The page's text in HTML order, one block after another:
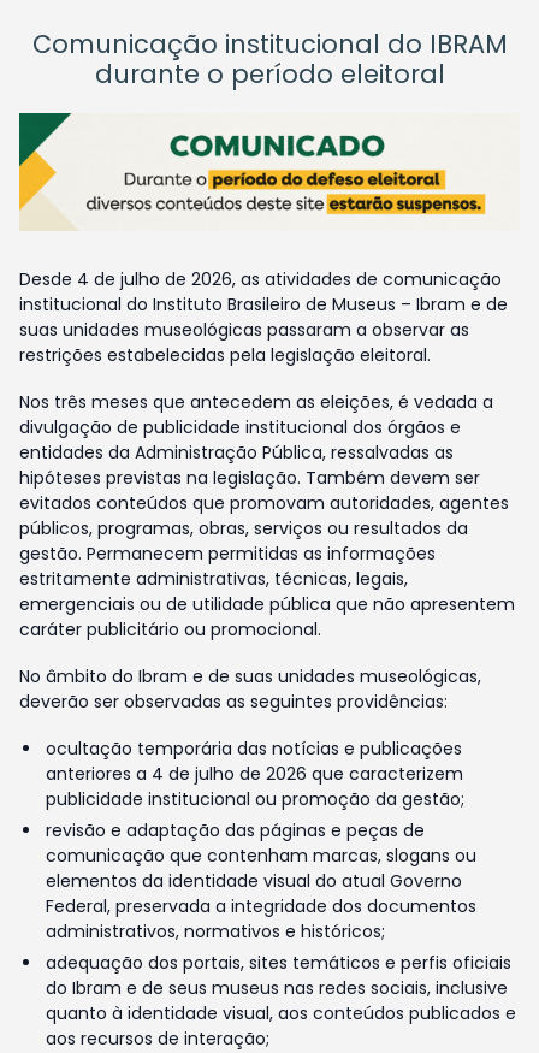
Comunicação institucional do IBRAM
durante o período eleitoral
Desde 4 de julho de 2026, as atividades de comunicação
institucional do Instituto Brasileiro de Museus – Ibram e de
suas unidades museológicas passaram a observar as
restrições estabelecidas pela legislação eleitoral.
Nos três meses que antecedem as eleições, é vedada a
divulgação de publicidade institucional dos órgãos e
entidades da Administração Pública, ressalvadas as
hipóteses previstas na legislação. Também devem ser
evitados conteúdos que promovam autoridades, agentes
públicos, programas, obras, serviços ou resultados da
gestão. Permanecem permitidas as informações
estritamente administrativas, técnicas, legais,
emergenciais ou de utilidade pública que não apresentem
caráter publicitário ou promocional.
No âmbito do Ibram e de suas unidades museológicas,
deverão ser observadas as seguintes providências:
ocultação temporária das notícias e publicações
anteriores a 4 de julho de 2026 que caracterizem
publicidade institucional ou promoção da gestão;
revisão e adaptação das páginas e peças de
comunicação que contenham marcas, slogans ou
elementos da identidade visual do atual Governo
Federal, preservada a integridade dos documentos
administrativos, normativos e históricos;
adequação dos portais, sites temáticos e perfis oficiais
do Ibram e de seus museus nas redes sociais, inclusive
quanto à identidade visual, aos conteúdos publicados e
aos recursos de interação;